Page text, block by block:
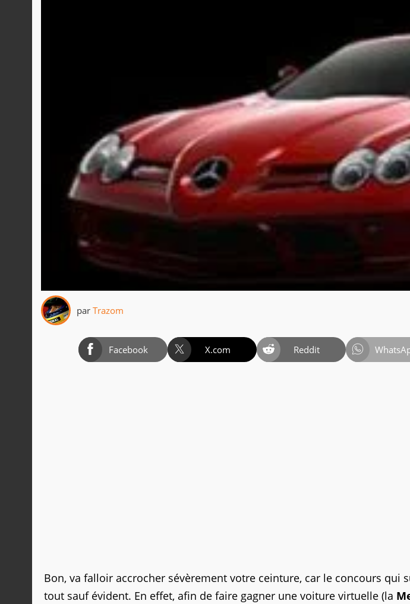
par Trazom
Facebook X.com Reddit
Bon, va falloir accrocher sévèrement votre ceinture, car le concours qui
tout sauf évident. En effet, afin de faire gagner une voiture virtuelle (la